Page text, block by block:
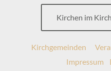
Kirchen im
Kirchgemeinden
Impressum